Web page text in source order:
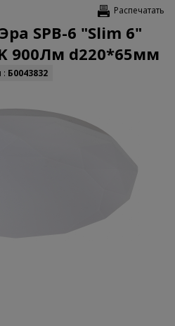
Распечатать
SPB-6 "Slim 6"
900Лм d220*65мм
: Б0043832